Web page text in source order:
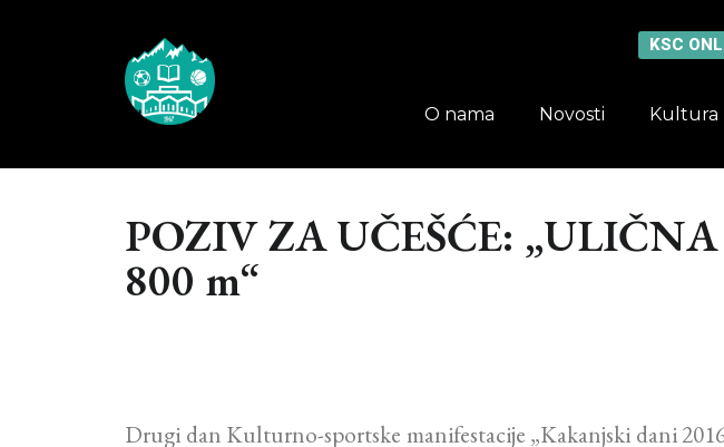
KSC
O nama Novosti Kultura
POZIV ZA UČEŠĆE:
800 m“
Drugi dan Kulturno-sportske manifestacije „Kakanjski dani